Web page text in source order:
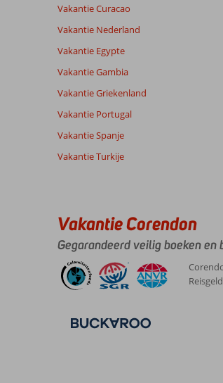
Vakantie Curacao
Vakantie Nederland
Vakantie Egypte
Vakantie Gambia
Vakantie Griekenland
Vakantie Portugal
Vakantie Spanje
Vakantie Turkije
Vakantie Corendon
Gegarandeerd veilig boeken en